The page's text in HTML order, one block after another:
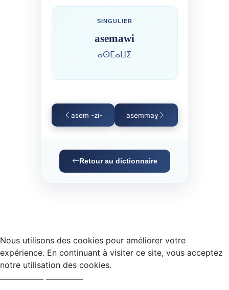
SINGULIER
asemawi
ⴰⵙⵎⴰⵡⵉ
asem -zi- asemmaɣ
Retour au dictionnaire
Nous utilisons des cookies pour améliorer votre
expérience. En continuant à visiter ce site, vous acceptez
notre utilisation des cookies.